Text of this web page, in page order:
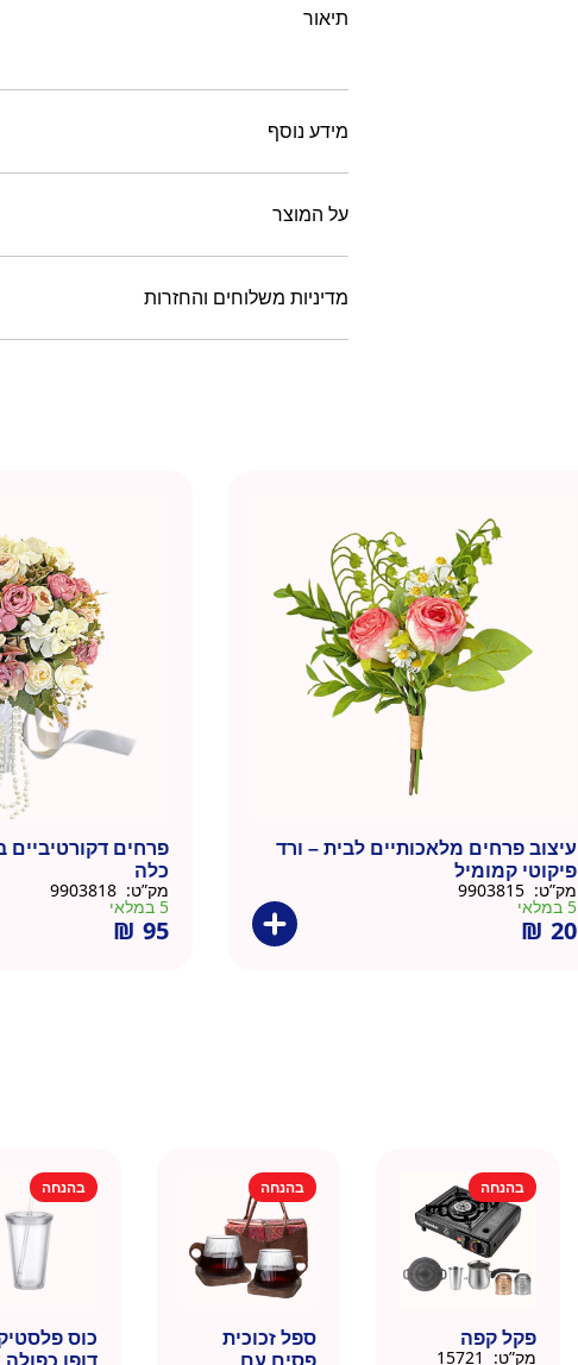
פרג
תיאור
מידע נוסף
על המוצר
מדיניות משלוחים והחזרות
עיצוב פרחים מלאכותיים לבית – ורד
פיקוטי קמומיל
מק”ט: 9903815
5 במלאי
₪ 20
פרחים
כלה
מק”ט: 9903818
5 במלאי
₪ 95
בהנחה
פקל קפה
מק”ט:
בהנחה
ספל זכוכית
פסים עם
בהנחה
כוס
דופן